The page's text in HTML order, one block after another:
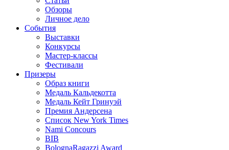
Обзоры
Личное дело
События
Выставки
Конкурсы
Мастер-классы
Фестивали
Призеры
Образ книги
Медаль Кальдекотта
Медаль Кейт Гринуэй
Премия Андерсена
Список New York Times
Nami Concours
BIB
BolognaRagazzi Award